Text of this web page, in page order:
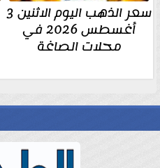
سعر الذهب اليوم الاثنين 3
أغسطس 2026 في
محلات الصاغة